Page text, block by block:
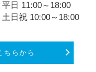
平日 11:00～18:00
土日祝 10:00～18:00
ちらから